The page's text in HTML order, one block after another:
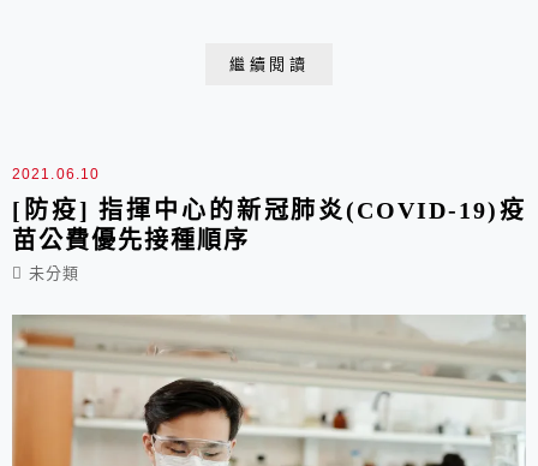
繼續閱讀
2021.06.10
[防疫] 指揮中心的新冠肺炎(COVID-19)疫
苗公費優先接種順序
未分類